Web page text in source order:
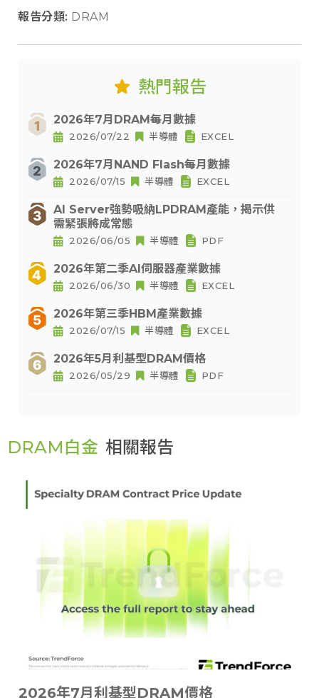
報告分類: DRAM
熱門報告
2026年7月DRAM每月數據
2026/07/22 半導體 EXCEL
2026年7月NAND Flash每月數據
2026/07/15 半導體 EXCEL
AI Server強勢吸納LPDRAM產能，揭示供
需緊張將成常態
2026/06/05 半導體 PDF
2026年第二季AI伺服器產業數據
2026/06/30 半導體 EXCEL
2026年第三季HBM產業數據
2026/07/15 半導體 EXCEL
2026年5月利基型DRAM價格
2026/05/29 半導體 PDF
DRAM白金 相關報告
2026年7月利基型DRAM價格